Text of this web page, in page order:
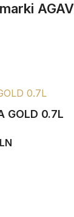
GOLD 0.7L